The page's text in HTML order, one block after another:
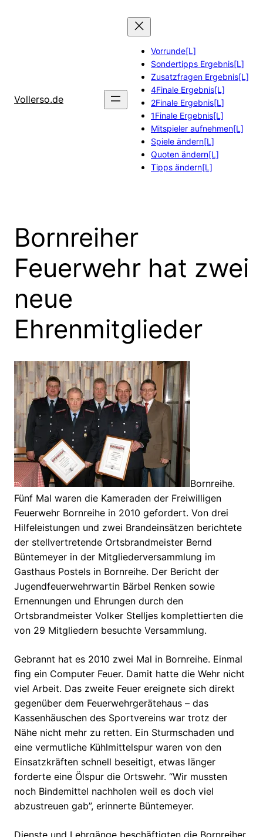
Vollerso.de
Vorrunde[L]
Sondertipps Ergebnis[L]
Zusatzfragen Ergebnis[L]
4Finale Ergebnis[L]
2Finale Ergebnis[L]
1Finale Ergebnis[L]
Mitspieler aufnehmen[L]
Spiele ändern[L]
Quoten ändern[L]
Tipps ändern[L]
Bornreiher
Feuerwehr hat zwei
neue
Ehrenmitglieder
Bornreihe.
Fünf Mal waren die Kameraden der Freiwilligen
Feuerwehr Bornreihe in 2010 gefordert. Von drei
Hilfeleistungen und zwei Brandeinsätzen berichtete
der stellvertretende Ortsbrandmeister Bernd
Büntemeyer in der Mitgliederversammlung im
Gasthaus Postels in Bornreihe. Der Bericht der
Jugendfeuerwehrwartin Bärbel Renken sowie
Ernennungen und Ehrungen durch den
Ortsbrandmeister Volker Stelljes komplettierten die
von 29 Mitgliedern besuchte Versammlung.
Gebrannt hat es 2010 zwei Mal in Bornreihe. Einmal
fing ein Computer Feuer. Damit hatte die Wehr nicht
viel Arbeit. Das zweite Feuer ereignete sich direkt
gegenüber dem Feuerwehrgerätehaus – das
Kassenhäuschen des Sportvereins war trotz der
Nähe nicht mehr zu retten. Ein Sturmschaden und
eine vermutliche Kühlmittelspur waren von den
Einsatzkräften schnell beseitigt, etwas länger
forderte eine Ölspur die Ortswehr. “Wir mussten
noch Bindemittel nachholen weil es doch viel
abzustreuen gab”, erinnerte Büntemeyer.